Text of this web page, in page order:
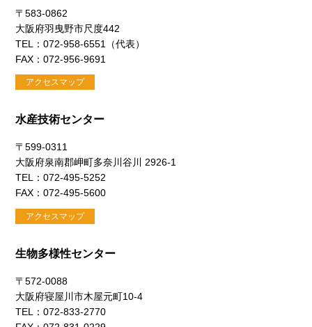
〒583-0862
大阪府羽曳野市尺度442
TEL：072-958-6551（代表）
FAX：072-956-9691
アクセスマップ
水産技術センター
〒599-0311
大阪府泉南郡岬町多奈川谷川 2926-1
TEL：072-495-5252
FAX：072-495-5600
アクセスマップ
生物多様性センター
〒572-0088
大阪府寝屋川市木屋元町10-4
TEL：072-833-2770